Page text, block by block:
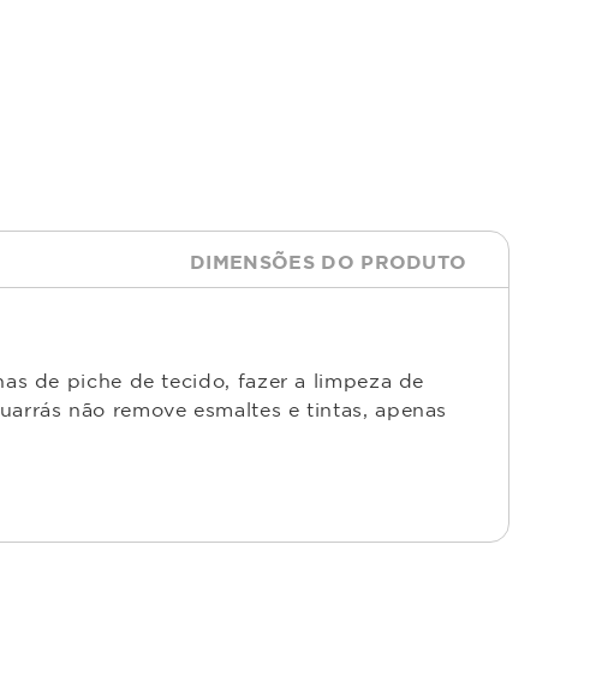
DIMENSÕES DO PRODUTO
de piche de tecido, fazer a limpeza de
não remove esmaltes e tintas, apenas